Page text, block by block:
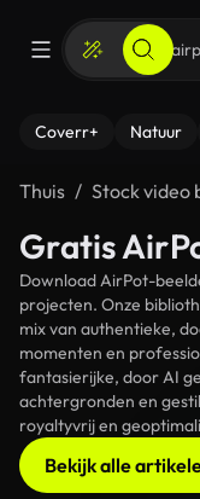
Coverr+ Natuur
Thuis Stock video
Gratis
Download AirPot-
projecten. Onze
mix van authentieke,
momenten en
fantasierijke, door AI
achtergronden en
royaltyvrij en
Bekijk alle